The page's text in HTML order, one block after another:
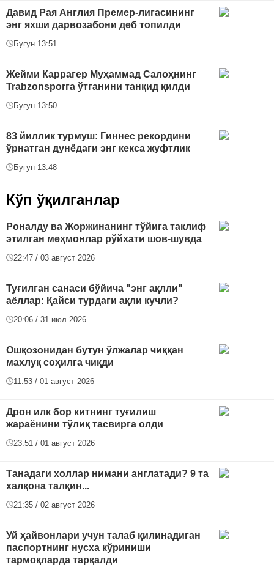
Давид Рая Англия Премер-лигасининг
энг яхши дарвозабони деб топилди
Бугун 13:51
Жейми Каррагер Муҳаммад Салоҳнинг
Trabzonsporга ўтганини танқид қилди
Бугун 13:50
83 йиллик турмуш: Гиннес рекордини
ўрнатган дунёдаги энг кекса жуфтлик
Бугун 13:48
Кўп ўқилганлар
Роналду ва Жоржинанинг тўйига таклиф
этилган меҳмонлар рўйхати шов-шувда
22:47 / 03 август 2026
Туғилган санаси бўйича "энг ақлли"
аёллар: Қайси турдаги ақли кучли?
20:06 / 31 июл 2026
Ошқозонидан бутун ўлжалар чиққан
махлуқ соҳилга чиқди
11:53 / 01 август 2026
Дрон илк бор китнинг туғилиш
жараёнини тўлиқ тасвирга олди
23:51 / 01 август 2026
Танадаги холлар нимани англатади? 9 та
халқона талқин...
21:35 / 02 август 2026
Уй ҳайвонлари учун талаб қилинадиган
паспортнинг нусха кўриниши
тармоқларда тарқалди